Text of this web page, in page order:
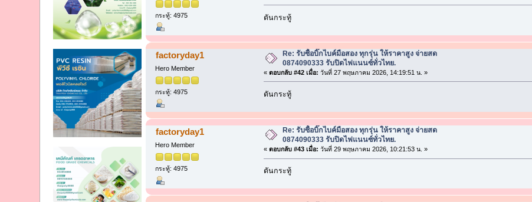
กระทู้: 4975 ดันกระทู้
factoryday1
Hero Member
กระทู้: 4975
Re: รับซื้อบิ๊กไบค์มือสอง ทุกรุ่น ให้ราคาสูง จ่ายสด
0874090333 รับปิดไฟแนนซ์ทั่วไทย.
« ตอบกลับ #42 เมื่อ: วันที่ 27 พฤษภาคม 2026, 14:19:51 น. »
ดันกระทู้
factoryday1
Hero Member
กระทู้: 4975
Re: รับซื้อบิ๊กไบค์มือสอง ทุกรุ่น ให้ราคาสูง จ่ายสด
0874090333 รับปิดไฟแนนซ์ทั่วไทย.
« ตอบกลับ #43 เมื่อ: วันที่ 29 พฤษภาคม 2026, 10:21:53 น. »
ดันกระทู้